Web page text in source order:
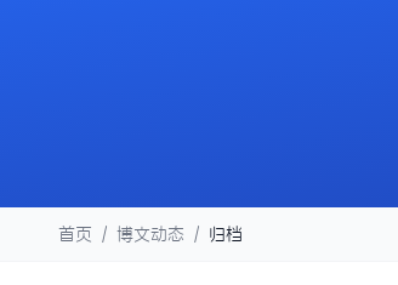
首页 / 博文动态 / 归档